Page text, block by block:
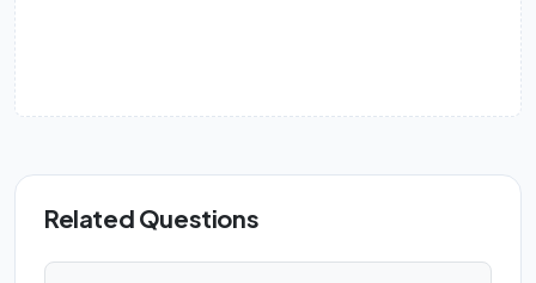
Related Questions